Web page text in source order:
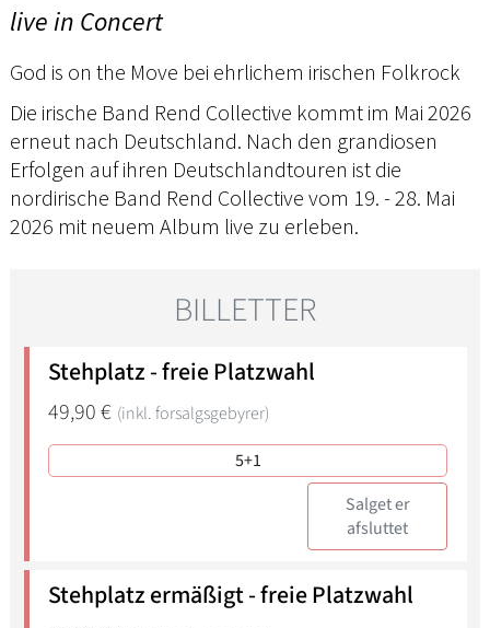
live in Concert
God is on the Move bei ehrlichem irischen Folkrock
Die irische Band Rend Collective kommt im Mai 2026
erneut nach Deutschland. Nach den grandiosen
Erfolgen auf ihren Deutschlandtouren ist die
nordirische Band Rend Collective vom 19. - 28. Mai
2026 mit neuem Album live zu erleben.